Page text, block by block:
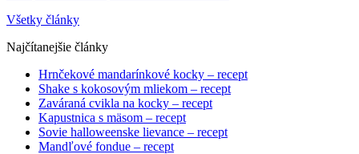
Všetky články
Najčítanejšie články
Hrnčekové mandarínkové kocky – recept
Shake s kokosovým mliekom – recept
Zaváraná cvikla na kocky – recept
Kapustnica s mäsom – recept
Sovie halloweenske lievance – recept
Mandľové fondue – recept